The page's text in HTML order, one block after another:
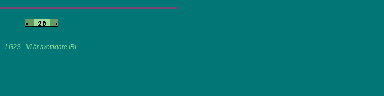
<- 20 ->
LG2S - Vi är svettigare IRL